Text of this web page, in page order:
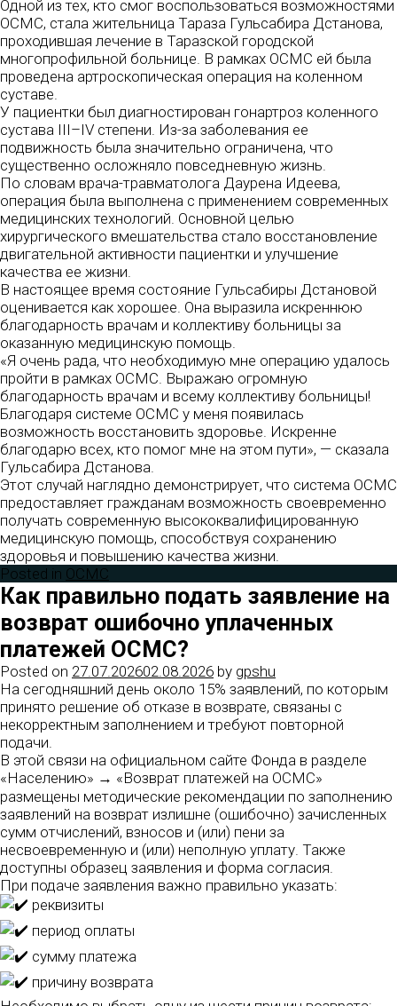
Одной из тех, кто смог воспользоваться возможностями
ОСМС, стала жительница Тараза Гульсабира Дстанова,
проходившая лечение в Таразской городской
многопрофильной больнице. В рамках ОСМС ей была
проведена артроскопическая операция на коленном
суставе.
У пациентки был диагностирован гонартроз коленного
сустава III–IV степени. Из-за заболевания ее
подвижность была значительно ограничена, что
существенно осложняло повседневную жизнь.
По словам врача-травматолога Даурена Идеева,
операция была выполнена с применением современных
медицинских технологий. Основной целью
хирургического вмешательства стало восстановление
двигательной активности пациентки и улучшение
качества ее жизни.
В настоящее время состояние Гульсабиры Дстановой
оценивается как хорошее. Она выразила искреннюю
благодарность врачам и коллективу больницы за
оказанную медицинскую помощь.
«Я очень рада, что необходимую мне операцию удалось
пройти в рамках ОСМС. Выражаю огромную
благодарность врачам и всему коллективу больницы!
Благодаря системе ОСМС у меня появилась
возможность восстановить здоровье. Искренне
благодарю всех, кто помог мне на этом пути», — сказала
Гульсабира Дстанова.
Этот случай наглядно демонстрирует, что система ОСМС
предоставляет гражданам возможность своевременно
получать современную высококвалифицированную
медицинскую помощь, способствуя сохранению
здоровья и повышению качества жизни.
Posted in ОСМС
Как правильно подать заявление на
возврат ошибочно уплаченных
платежей ОСМС?
Posted on 27.07.202602.08.2026 by gpshu
На сегодняшний день около 15% заявлений, по которым
принято решение об отказе в возврате, связаны с
некорректным заполнением и требуют повторной
подачи.
В этой связи на официальном сайте Фонда в разделе
«Населению» → «Возврат платежей на ОСМС»
размещены методические рекомендации по заполнению
заявлений на возврат излишне (ошибочно) зачисленных
сумм отчислений, взносов и (или) пени за
несвоевременную и (или) неполную уплату. Также
доступны образец заявления и форма согласия.
При подаче заявления важно правильно указать:
реквизиты
период оплаты
сумму платежа
причину возврата